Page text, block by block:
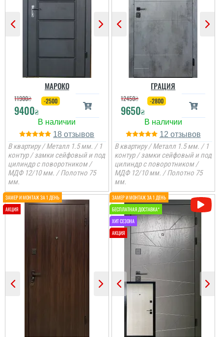
чекати не потрібно було
непогані.
Ірина
Двері дуже
сподобались, дякую за
все від заміру до
установки.
Двері недорогі та мають
два контури ущільнення,
Олег
Сподобався конструктив
та наповненням. Тут ж
стеродур+мінвата і
фольгоізол ну і
терморозрив. Хлопці
установщик професійні
...
МАРОКО
11900₴
9400₴
-2500
18
В квартиру / Металл 1.5 мм. / 1
контур / замки сейфовый и под
цилиндр с поворотником /
МДФ 12/10 мм. / Полотно 75
мм.
ГРАЦИЯ
12450₴
9650₴
-2800
12
В квартиру / Металл 1.5 мм. / 1
контур / замки сейфовый и под
цилиндр с поворотником /
МДФ 12/10 мм. / Полотно 75
мм.